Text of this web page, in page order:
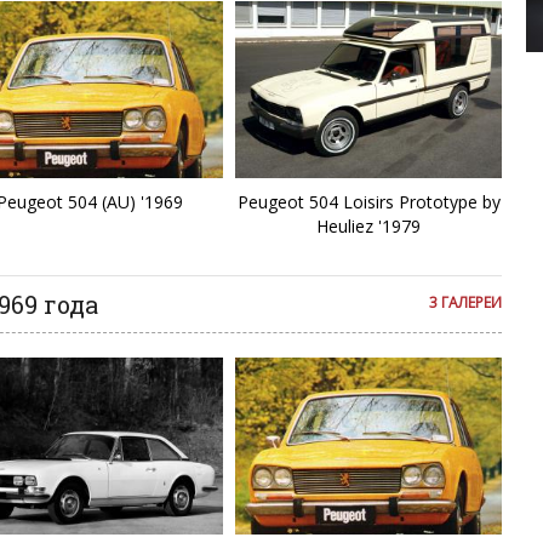
504 (AU) '1969
Peugeot 504 Loisirs Prototype by
Heuliez '1979
3 ГАЛЕРЕИ
года